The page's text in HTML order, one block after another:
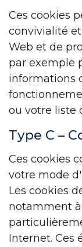
Ces cookies
convivialité
Web et de
par exemple
informations
ou votre liste
Type C –
Ces cookies
votre mode
Les cookies
notamment
Internet. Ces